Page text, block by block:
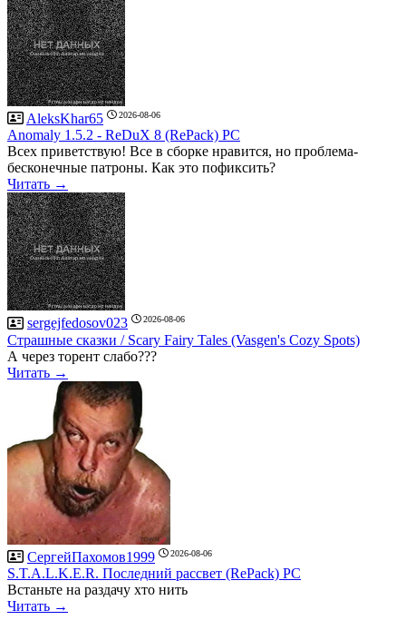
AleksKhar65 2026-08-06
Anomaly 1.5.2 - ReDuX 8 (RePack) PC
Всех приветствую! Все в сборке нравится, но проблема-
бесконечные патроны. Как это пофиксить?
Читать →
sergejfedosov023 2026-08-06
Страшные сказки / Scary Fairy Tales (Vasgen's Cozy Spots)
А через торент слабо???
Читать →
СергейПахомов1999 2026-08-06
S.T.A.L.K.E.R. Последний рассвет (RePack) PC
Встаньте на раздачу хто нить
Читать →